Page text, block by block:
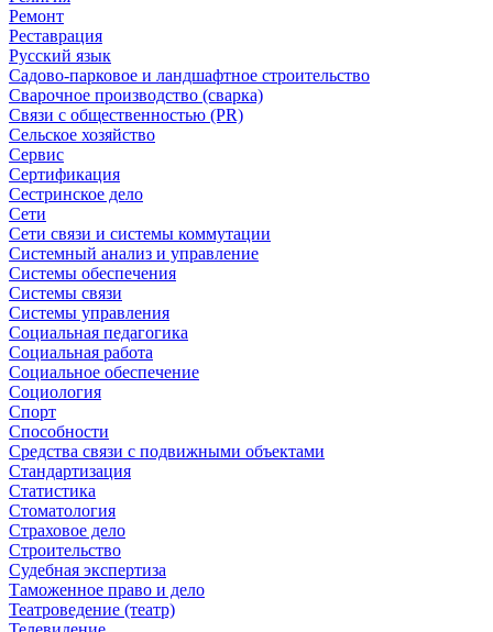
Ремонт
Реставрация
Русский язык
Садово-парковое и ландшафтное строительство
Сварочное производство (сварка)
Связи с общественностью (PR)
Сельское хозяйство
Сервис
Сертификация
Сестринское дело
Сети
Сети связи и системы коммутации
Системный анализ и управление
Системы обеспечения
Системы связи
Системы управления
Социальная педагогика
Социальная работа
Социальное обеспечение
Социология
Спорт
Способности
Средства связи с подвижными объектами
Стандартизация
Статистика
Стоматология
Страховое дело
Строительство
Судебная экспертиза
Таможенное право и дело
Театроведение (театр)